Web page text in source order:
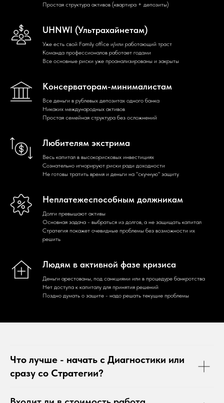
Простая структура активов (квартира + депозиты)
UHNWI (Ультрахайнетам)
Уже есть свой Family office и/или работающий траст
Команда профессионалов работает годами
Все основные риски уже проанализированы и закрыты
Консерваторам-минималистам
Все деньги в рублевых депозитах одного банка
Никаких международных активов
Простая семейная структура без осложнений
Любителям экстрима
Весь капитал в высокорисковых инвестициях
Сознательно игнорируют риски ради доходности
Не готовы тратить время и деньги на "скучную" защиту
Неплатежеспособным должникам
Долги превышают активы
Основная задача - выбраться из долгов, а не защищать капитал
Стратегия покажет очевидные проблемы без возможности их
решить
Людям в активной фазе кризиса
Деньги арестованы, под санкциями или в процедуре банкротства
Нет доступа к капиталу для принятия решений
Поздно думать о защите - надо решать текущие проблемы
Что лучше - начать с Диагностики или
сразу со Стратегии?